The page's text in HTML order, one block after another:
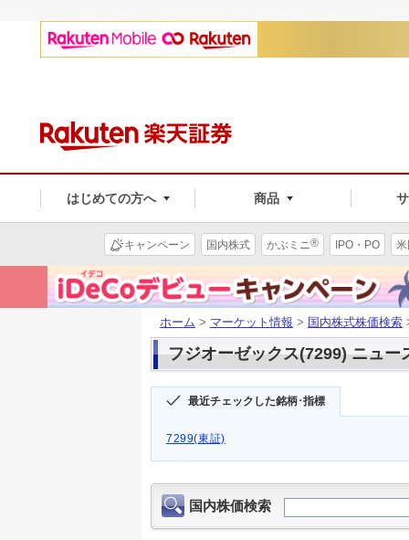
はじめての方へ 商品
キャンペーン 国内株式 かぶミニ® IPO・PO
ホーム > マーケット情報 > 国内株式株価検索
フジオーゼックス(7299) ニュー
最近チェックした銘柄･指標
7299(東証)